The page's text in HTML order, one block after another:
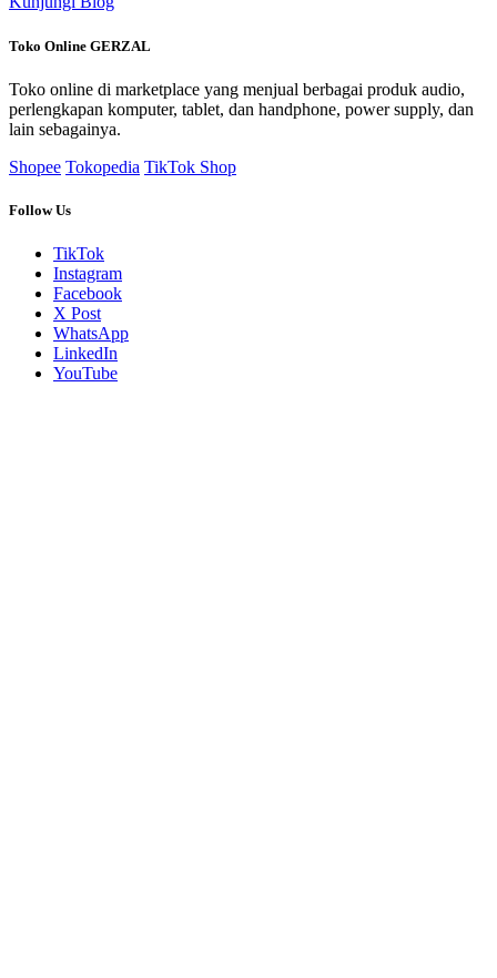
Toko Online GERZAL
Toko online di marketplace yang menjual berbagai produk audio,
perlengkapan komputer, tablet, dan handphone, power supply, dan
lain sebagainya.
Shopee Tokopedia TikTok Shop
Follow Us
TikTok
Instagram
Facebook
X Post
WhatsApp
LinkedIn
YouTube